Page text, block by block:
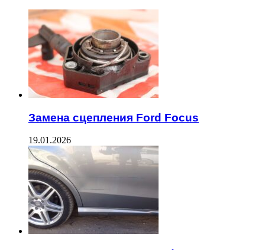
Замена сцепления Ford Focus
19.01.2026